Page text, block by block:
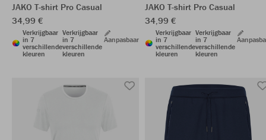
JAKO T-shirt Pro Casual
34,99 €
Verkrijgbaar
in 7
verschillende
kleuren
Verkrijgbaar
in 7
verschillende
kleuren
Aanpasbaar
JAKO T-shirt Pro Casual
34,99 €
Verkrijgbaar
in 7
verschillende
kleuren
Verkrijgbaar
in 7
verschillende
kleuren